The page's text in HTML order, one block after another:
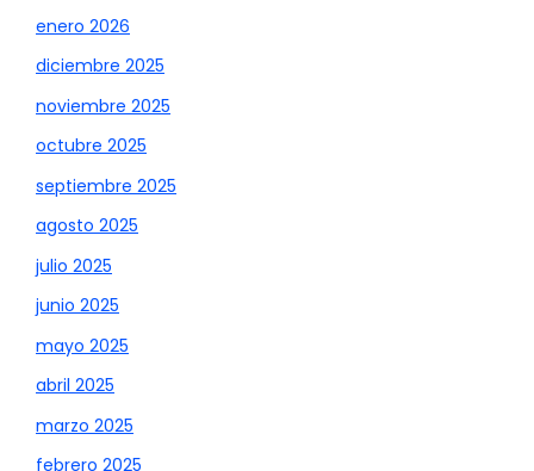
enero 2026
diciembre 2025
noviembre 2025
octubre 2025
septiembre 2025
agosto 2025
julio 2025
junio 2025
mayo 2025
abril 2025
marzo 2025
febrero 2025